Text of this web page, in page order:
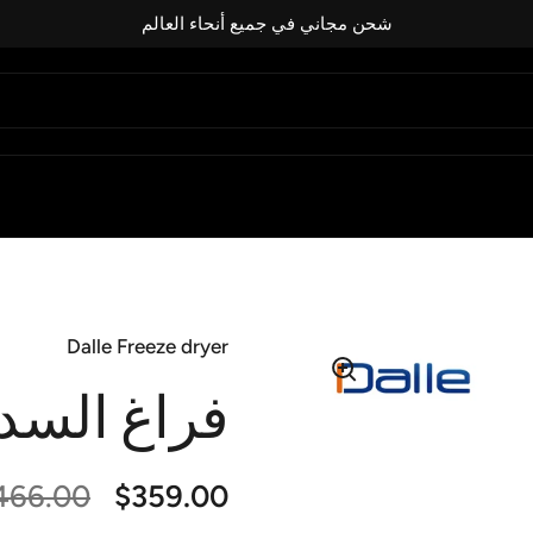
شحن مجاني في جميع أنحاء العالم
Dalle Freeze dryer
فراغ
السعر العادي
$359.00 سعر